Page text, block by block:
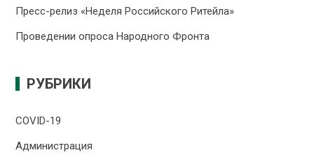
Пресс-релиз «Неделя Российского Ритейла»
Проведении опроса Народного Фронта
РУБРИКИ
COVID-19
Администрация